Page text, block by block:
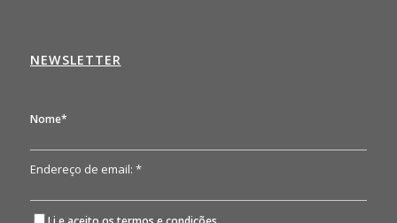
NEWSLETTER
Nome*
Endereço de email: *